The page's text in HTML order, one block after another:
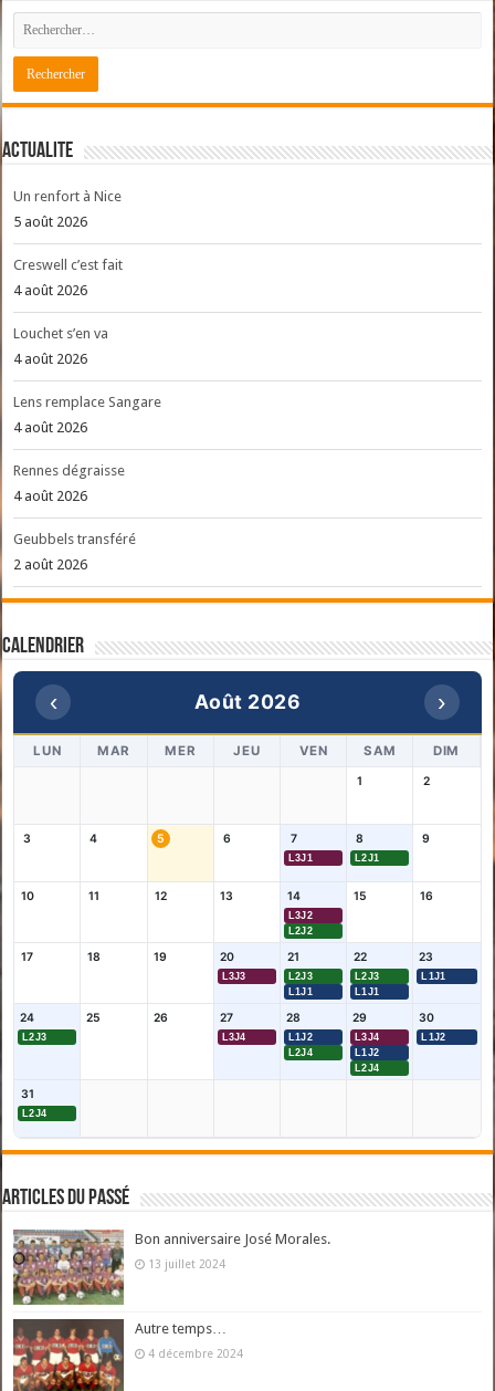
ACTUALITE
Un renfort à Nice
5 août 2026
Creswell c’est fait
4 août 2026
Louchet s’en va
4 août 2026
Lens remplace Sangare
4 août 2026
Rennes dégraisse
4 août 2026
Geubbels transféré
2 août 2026
Calendrier
‹ Août 2026 ›
LUN MAR MER JEU VEN SAM DIM
1 2
3 4 5 6 7
L3J1
8
L2J1
9
10 11 12 13 14
L3J2
L2J2
15 16
17 18 19 20
L3J3
21
L2J3
L1J1
22
L2J3
L1J1
23
L1J1
24
L2J3
25 26 27
L3J4
28
L1J2
L2J4
29
L3J4
L1J2
L2J4
30
L1J2
31
L2J4
Articles du passé
Bon anniversaire José Morales.
13 juillet 2024
Autre temps…
4 décembre 2024